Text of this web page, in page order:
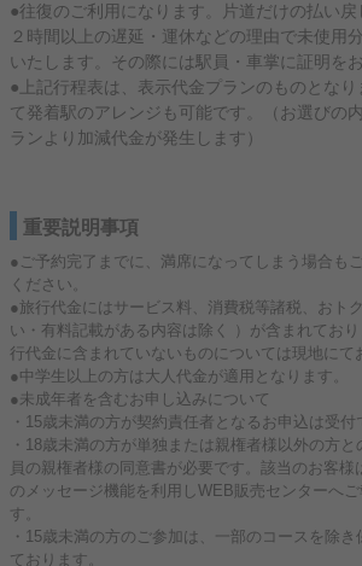
●往復のご利用になります。片道だけの払い戻
２時間以上の遅延・運休などの理由で未使用
いたします。その際には駅員・車掌に証明を
●上記行程表は、表示代金プランのものとな
て発着駅のアレンジも可能です。（お選びの
ランより加減代金が発生します）
重要説明事項
●ご予約完了までに、満席になってしまう場合も
ください。
●旅行代金にはサービス料、消費税等諸税、おト
い・有料記載がある内容は除く ）が含まれてお
行代金に含まれていないものについては現地にて
●中学生以上の方は大人代金が適用となります。
●未成年者を含むお申し込みについて
・15歳未満の方が契約責任者となるお申込は受付
・18歳未満の方が単独または親権者様以外の方
員の親権者様の同意書が必要です。該当のお客
のメッセージ機能を利用しWEB販売センターへ
す。
・15歳未満の方のご参加は、一部のコースを除
ております。